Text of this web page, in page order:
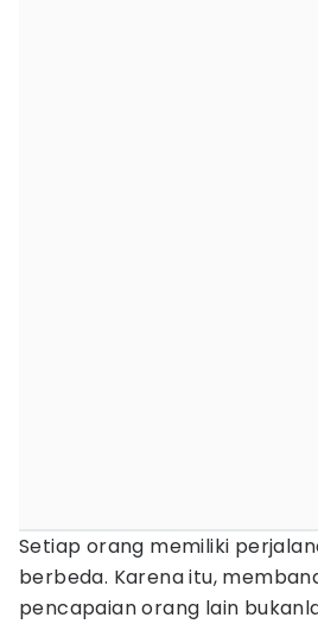
Setiap orang memiliki
berbeda. Karena itu,
pencapaian orang lain